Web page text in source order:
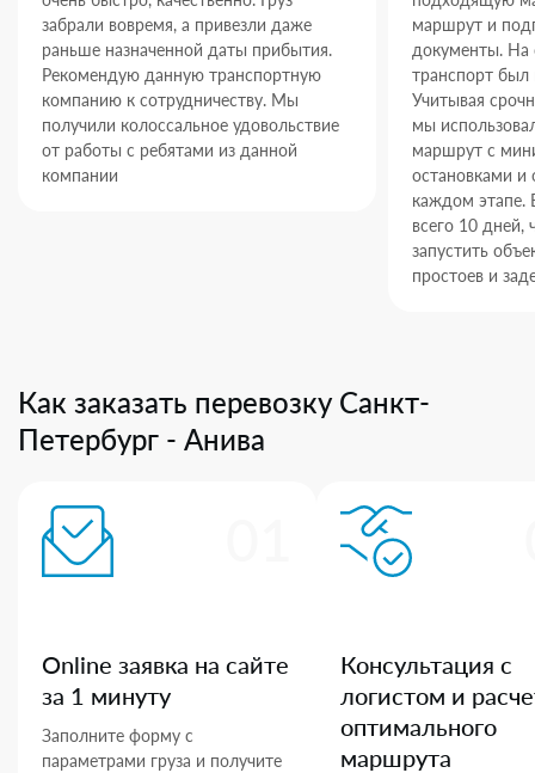
забрали вовремя, а привезли даже
раньше назначенной даты прибытия.
Рекомендую данную транспортную
компанию к сотрудничеству. Мы
получили колоссальное удовольствие
от работы с ребятами из данной
компании
маршрут и
документы. На
транспорт был
Учитывая
мы
маршрут с
остановками и
каждом этапе.
всего 10 дней,
запустить
простоев и
Как заказать перевозку Санкт-
Петербург - Анива
Online заявка на сайте
за 1 минуту
Заполните форму с
параметрами груза и получите
Консультация с
логистом и
оптимального
маршрута